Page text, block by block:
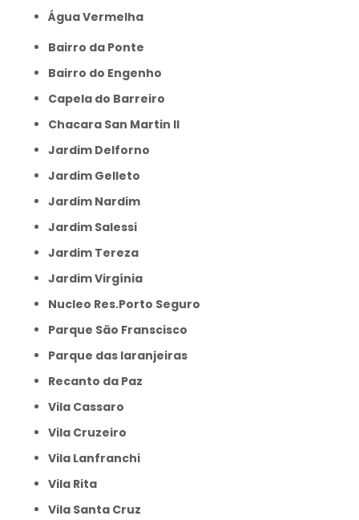
Água Vermelha
Bairro da Ponte
Bairro do Engenho
Capela do Barreiro
Chacara San Martin II
Jardim Delforno
Jardim Gelleto
Jardim Nardim
Jardim Salessi
Jardim Tereza
Jardim Virgínia
Nucleo Res.Porto Seguro
Parque São Franscisco
Parque das laranjeiras
Recanto da Paz
Vila Cassaro
Vila Cruzeiro
Vila Lanfranchi
Vila Rita
Vila Santa Cruz